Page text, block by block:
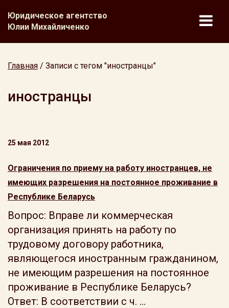
Юридическое агентство
Юлии Михайличенко
Главная / Записи с тегом "иностранцы"
иностранцы
25 мая 2012
Ограничения по приему на работу иностранцев, не
имеющих разрешения на постоянное проживание в
Республике Беларусь
Вопрос: Вправе ли коммерческая
организация принять на работу по
трудовому договору работника,
являющегося иностранным гражданином,
не имеющим разрешения на постоянное
проживание в Республике Беларусь?
Ответ: В соответствии с ч. ...